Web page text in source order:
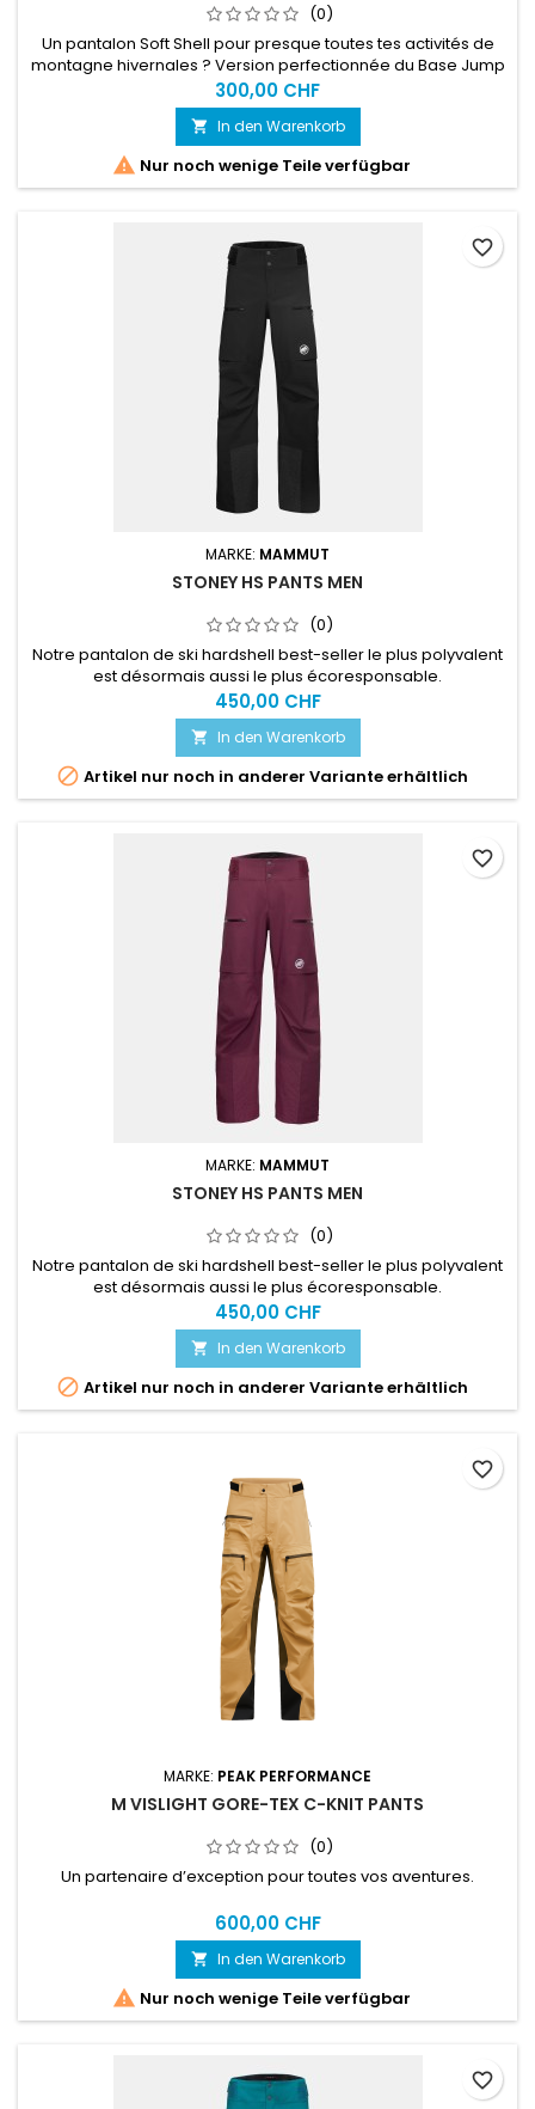
(0)
Un pantalon Soft Shell pour presque toutes tes activités de
montagne hivernales ? Version perfectionnée du Base Jump
Touring Pants, le Taiss Pro répond à toutes les attentes.
300,00 CHF
 In den Warenkorb
 Nur noch wenige Teile verfügbar
MARKE: MAMMUT
STONEY HS PANTS MEN
(0)
Notre pantalon de ski hardshell best-seller le plus polyvalent
est désormais aussi le plus écoresponsable.
450,00 CHF
 In den Warenkorb
 Artikel nur noch in anderer Variante erhältlich
favorite_border
MARKE: MAMMUT
STONEY HS PANTS MEN
(0)
Notre pantalon de ski hardshell best-seller le plus polyvalent
est désormais aussi le plus écoresponsable.
450,00 CHF
 In den Warenkorb
 Artikel nur noch in anderer Variante erhältlich
favorite_border
MARKE: PEAK PERFORMANCE
M VISLIGHT GORE-TEX C-KNIT PANTS
(0)
Un partenaire d’exception pour toutes vos aventures.
600,00 CHF
 In den Warenkorb
 Nur noch wenige Teile verfügbar
favorite_border
favorite_border